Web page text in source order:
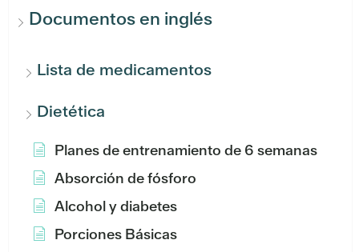
Documentos en inglés
Lista de medicamentos
Dietética
Planes de entrenamiento de 6 semanas
Absorción de fósforo
Alcohol y diabetes
Porciones Básicas